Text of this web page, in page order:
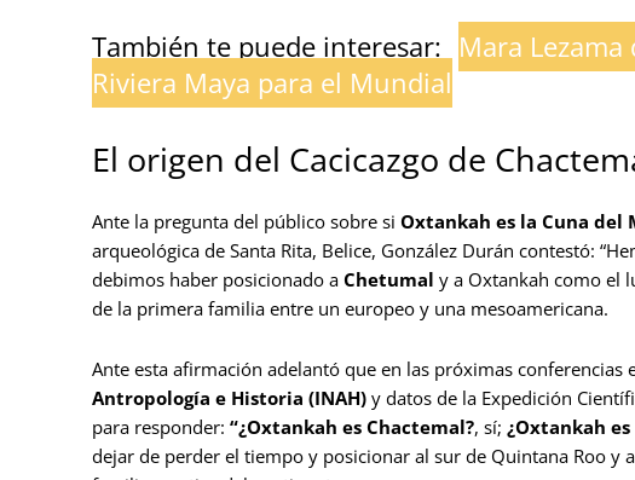
También te puede interesar: Mara
Riviera Maya para el Mundial
El origen del Cacicazgo de
Ante la pregunta del público sobre si Oxtankah es la Cuna del
arqueológica de Santa Rita, Belice, González Durán contestó:
debimos haber posicionado a Chetumal y a Oxtankah como el
de la primera familia entre un europeo y una mesoamericana.
Ante esta afirmación adelantó que en las próximas
Antropología e Historia (INAH) y datos de la Expedición
para responder: “¿Oxtankah es Chactemal?, sí; ¿Oxtankah
dejar de perder el tiempo y posicionar al sur de Quintana Roo